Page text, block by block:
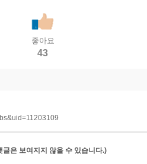
좋아요
43
은 보여지지 않을 수 있습니다.)